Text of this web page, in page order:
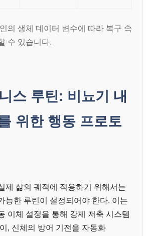
의 생체 데이터 변수에 따라 복구 속
수 있습니다.
스 루틴: 비뇨기 내
위한 행동 프로토
제 삶의 궤적에 적용하기 위해서는
능한 루틴이 설정되어야 한다. 이는
이체 설정을 통해 강제 저축 시스템
, 신체의 방어 기전을 자동화